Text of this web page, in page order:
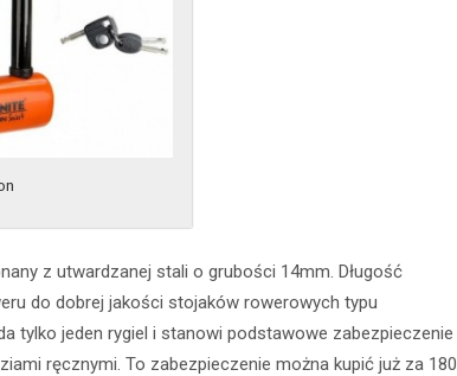
z utwardzanej stali o grubości 14mm. Długość
do dobrej jakości stojaków rowerowych typu
tylko jeden rygiel i stanowi podstawowe zabezpieczenie
ręcznymi. To zabezpieczenie można kupić już za 180